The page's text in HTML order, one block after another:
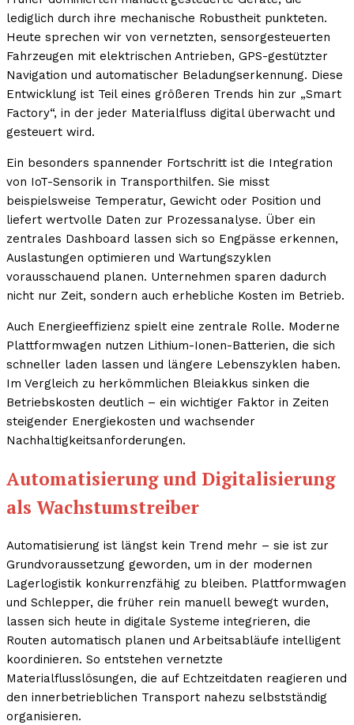
lediglich durch ihre mechanische Robustheit punkteten.
Heute sprechen wir von vernetzten, sensorgesteuerten
Fahrzeugen mit elektrischen Antrieben, GPS-gestützter
Navigation und automatischer Beladungserkennung. Diese
Entwicklung ist Teil eines größeren Trends hin zur „Smart
Factory“, in der jeder Materialfluss digital überwacht und
gesteuert wird.
Ein besonders spannender Fortschritt ist die Integration
von IoT-Sensorik in Transporthilfen. Sie misst
beispielsweise Temperatur, Gewicht oder Position und
liefert wertvolle Daten zur Prozessanalyse. Über ein
zentrales Dashboard lassen sich so Engpässe erkennen,
Auslastungen optimieren und Wartungszyklen
vorausschauend planen. Unternehmen sparen dadurch
nicht nur Zeit, sondern auch erhebliche Kosten im Betrieb.
Auch Energieeffizienz spielt eine zentrale Rolle. Moderne
Plattformwagen nutzen Lithium-Ionen-Batterien, die sich
schneller laden lassen und längere Lebenszyklen haben.
Im Vergleich zu herkömmlichen Bleiakkus sinken die
Betriebskosten deutlich – ein wichtiger Faktor in Zeiten
steigender Energiekosten und wachsender
Nachhaltigkeitsanforderungen.
Automatisierung und Digitalisierung
als Wachstumstreiber
Automatisierung ist längst kein Trend mehr – sie ist zur
Grundvoraussetzung geworden, um in der modernen
Lagerlogistik konkurrenzfähig zu bleiben. Plattformwagen
und Schlepper, die früher rein manuell bewegt wurden,
lassen sich heute in digitale Systeme integrieren, die
Routen automatisch planen und Arbeitsabläufe intelligent
koordinieren. So entstehen vernetzte
Materialflusslösungen, die auf Echtzeitdaten reagieren und
den innerbetrieblichen Transport nahezu selbstständig
organisieren.